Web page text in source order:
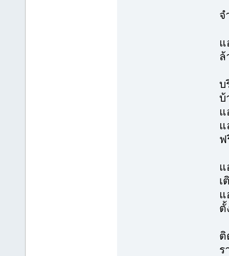
จ
แ
ล้
บ
บ้
แ
แ
ฟ
แ
เ
แ
ตั้
ติ
ร